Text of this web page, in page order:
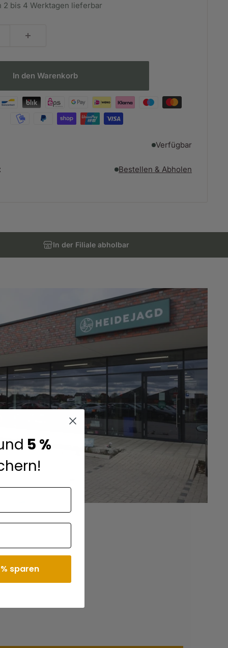
2 bis 4 Werktagen lieferbar
In den Warenkorb
Verfügbar
Bestellen & Abholen
In der Filiale abholbar
5 %
sparen